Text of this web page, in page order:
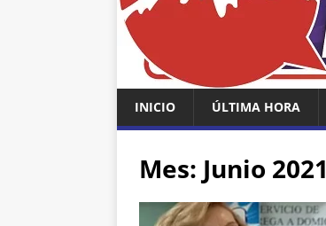
INICIO ÚLTIMA HORA
Mes: Junio 2021